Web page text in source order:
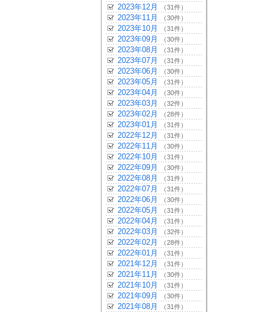
2023年12月 （31件）
2023年11月 （30件）
2023年10月 （31件）
2023年09月 （30件）
2023年08月 （31件）
2023年07月 （31件）
2023年06月 （30件）
2023年05月 （31件）
2023年04月 （30件）
2023年03月 （32件）
2023年02月 （28件）
2023年01月 （31件）
2022年12月 （31件）
2022年11月 （30件）
2022年10月 （31件）
2022年09月 （30件）
2022年08月 （31件）
2022年07月 （31件）
2022年06月 （30件）
2022年05月 （31件）
2022年04月 （31件）
2022年03月 （32件）
2022年02月 （28件）
2022年01月 （31件）
2021年12月 （31件）
2021年11月 （30件）
2021年10月 （31件）
2021年09月 （30件）
2021年08月 （31件）